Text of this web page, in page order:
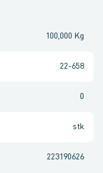
100,000 Kg
22-658
0
stk
223190626